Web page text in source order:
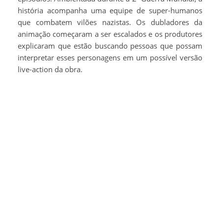
história acompanha uma equipe de super-humanos
que combatem vilões nazistas. Os dubladores da
animação começaram a ser escalados e os produtores
explicaram que estão buscando pessoas que possam
interpretar esses personagens em um possível versão
live-action da obra.